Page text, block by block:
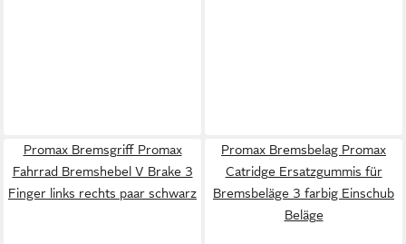
Promax Bremsgriff Promax
Fahrrad Bremshebel V Brake 3
Finger links rechts paar schwarz
Promax Bremsbelag Promax
Catridge Ersatzgummis für
Bremsbeläge 3 farbig Einschub
Beläge